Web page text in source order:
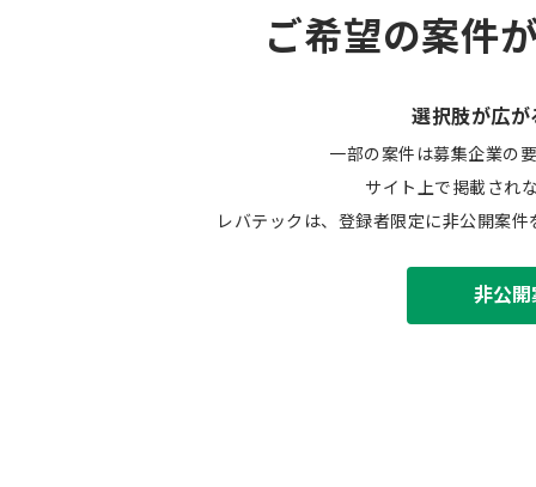
ご希望の案件
選択肢が広が
一部の案件は募集企業の
サイト上で掲載され
レバテックは、登録者限定に非公開案
非公